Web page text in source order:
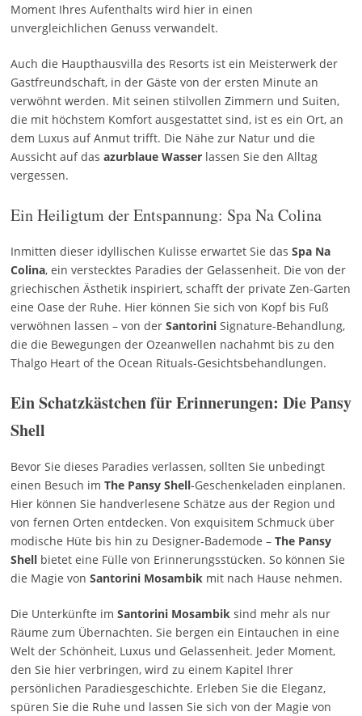
Moment Ihres Aufenthalts wird hier in einen
unvergleichlichen Genuss verwandelt.
Auch die Haupthausvilla des Resorts ist ein Meisterwerk der
Gastfreundschaft, in der Gäste von der ersten Minute an
verwöhnt werden. Mit seinen stilvollen Zimmern und Suiten,
die mit höchstem Komfort ausgestattet sind, ist es ein Ort, an
dem Luxus auf Anmut trifft. Die Nähe zur Natur und die
Aussicht auf das azurblaue Wasserlassen Sie den Alltag
vergessen.
Ein Heiligtum der Entspannung: Spa Na Colina
Inmitten dieser idyllischen Kulisse erwartet Sie das Spa Na
Colina, ein verstecktes Paradies der Gelassenheit. Die von der
griechischen Ästhetik inspiriert, schafft der private Zen-Garten
eine Oase der Ruhe. Hier können Sie sich von Kopf bis Fuß
verwöhnen lassen – von der SantoriniSignature-Behandlung,
die die Bewegungen der Ozeanwellen nachahmt bis zu den
Thalgo Heart of the Ocean Rituals-Gesichtsbehandlungen.
Ein Schatzkästchen für Erinnerungen: Die Pansy
Shell
Bevor Sie dieses Paradies verlassen, sollten Sie unbedingt
einen Besuch im The Pansy Shell-Geschenkeladen einplanen.
Hier können Sie handverlesene Schätze aus der Region und
von fernen Orten entdecken. Von exquisitem Schmuck über
modische Hüte bis hin zu Designer-Bademode – The Pansy
Shell bietet eine Fülle von Erinnerungsstücken. So können Sie
die Magie von Santorini Mosambik mit nach Hause nehmen.
Die Unterkünfte im Santorini Mosambiksind mehr als nur
Räume zum Übernachten. Sie bergen ein Eintauchen in eine
Welt der Schönheit, Luxus und Gelassenheit. Jeder Moment,
den Sie hier verbringen, wird zu einem Kapitel Ihrer
persönlichen Paradiesgeschichte. Erleben Sie die Eleganz,
spüren Sie die Ruhe und lassen Sie sich von der Magie von